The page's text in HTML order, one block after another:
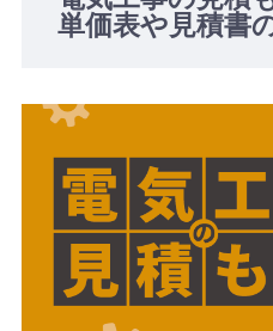
単価表や見積書